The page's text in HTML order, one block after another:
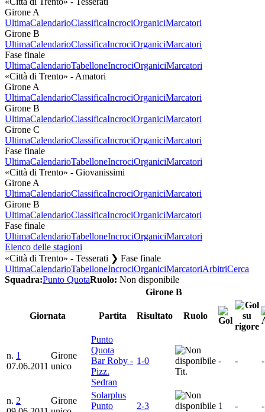
Girone A
UltimaCalendarioClassificaIncrociOrganiciMarcatori
Girone B
UltimaCalendarioClassificaIncrociOrganiciMarcatori
Fase finale
UltimaCalendarioTabelloneIncrociOrganiciMarcatori
«Città di Trento» - Amatori
Girone A
UltimaCalendarioClassificaIncrociOrganiciMarcatori
Girone B
UltimaCalendarioClassificaIncrociOrganiciMarcatori
Girone C
UltimaCalendarioClassificaIncrociOrganiciMarcatori
Fase finale
UltimaCalendarioTabelloneIncrociOrganiciMarcatori
«Città di Trento» - Giovanissimi
Girone A
UltimaCalendarioClassificaIncrociOrganiciMarcatori
Girone B
UltimaCalendarioClassificaIncrociOrganiciMarcatori
Fase finale
UltimaCalendarioTabelloneIncrociOrganiciMarcatori
Elenco delle stagioni
«Città di Trento» - Tesserati ❯ Fase finale
UltimaCalendarioTabelloneIncrociOrganiciMarcatoriArbitriCerca
Squadra:Punto QuotaRuolo: Non disponibile
Girone B
Giornata Partita Risultato Ruolo
n. 1
07.06.2011
Girone
unico
Punto
Quota
Bar Roby -
Pizz.
Sedran
1-0
Tit.
- - -
n. 2
Girone
Solarplus
Punto
2-3
1 - -